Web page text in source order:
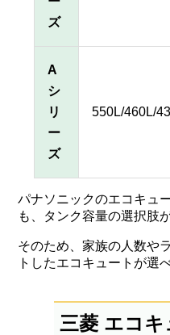
ズ
A
シ
リ
ー
ズ
550L/460L/
パナソニックのエコキュ
も、タンク容量の選択肢
そのため、家族の人数や
トしたエコキュートが選
三菱 エコキ